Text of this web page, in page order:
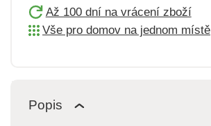
Až 100 dní na vrácení zboží
Vše pro domov na jednom místě
Popis